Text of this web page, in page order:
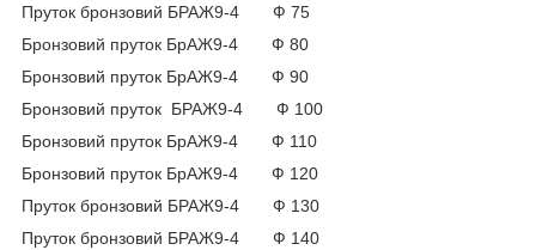
Пруток бронзовий БРАЖ9-4 Ф 75
Бронзовий пруток БрАЖ9-4 Ф 80
Бронзовий пруток БрАЖ9-4 Ф 90
Бронзовий пруток БРАЖ9-4 Ф 100
Бронзовий пруток БрАЖ9-4 Ф 110
Бронзовий пруток БрАЖ9-4 Ф 120
Пруток бронзовий БРАЖ9-4 Ф 130
Пруток бронзовий БРАЖ9-4 Ф 140